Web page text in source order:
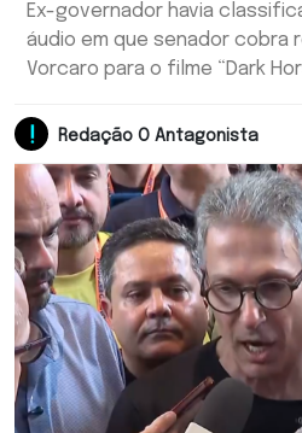
Ex-governador havia
áudio em que senador cobra
Vorcaro para o filme “Dark
Redação O Antagonista